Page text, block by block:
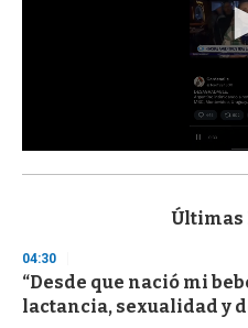
s
d
s
o
f
Últimas
04:30
“Desde que nació mi
lactancia, sexualidad y